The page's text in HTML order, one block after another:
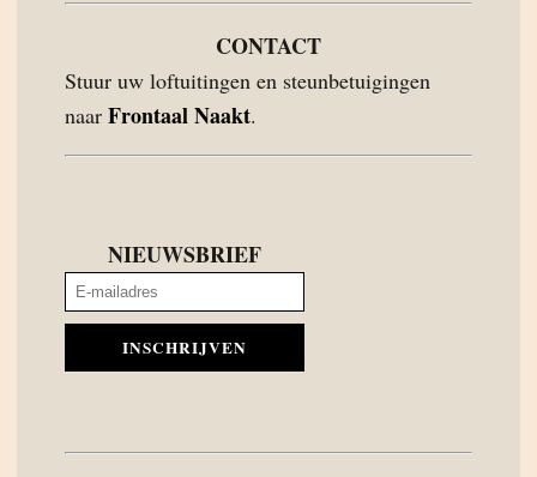
CONTACT
Stuur uw loftuitingen en steunbetuigingen
naar Frontaal Naakt.
NIEUWSBRIEF
INSCHRIJVEN